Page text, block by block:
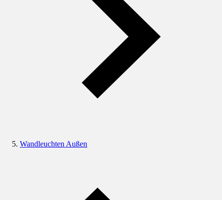
Wandleuchten Außen